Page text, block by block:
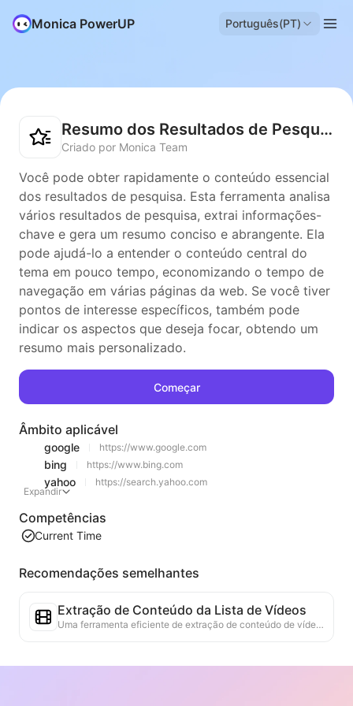
Monica PowerUP Português(PT)
Resumo dos Resultados de Pesquisa
Criado por Monica Team
Você pode obter rapidamente o conteúdo essencial
dos resultados de pesquisa. Esta ferramenta analisa
vários resultados de pesquisa, extrai informações-
chave e gera um resumo conciso e abrangente. Ela
pode ajudá-lo a entender o conteúdo central do
tema em pouco tempo, economizando o tempo de
navegação em várias páginas da web. Se você tiver
pontos de interesse específicos, também pode
indicar os aspectos que deseja focar, obtendo um
resumo mais personalizado.
Começar
Âmbito aplicável
google https://www.google.com
bing https://www.bing.com
yahoo
https://search.yahoo.com
Expandir
Competências
Current Time
Recomendações semelhantes
Extração de Conteúdo da Lista de Vídeos
Uma ferramenta eficiente de extração de conteúdo de vídeo da web, capaz de escanear rapidamente páginas da web e organizar as informações de vídeo em uma tabela Markdown estruturada.
Análise de Tendências de Rankings